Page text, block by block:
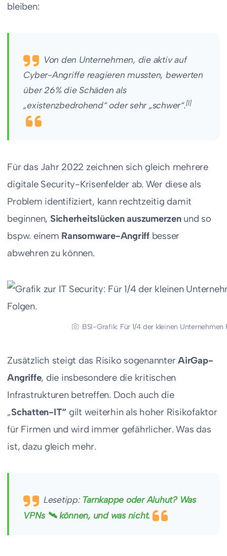
bleiben:
Von den Unternehmen, die aktiv auf
Cyber-Angriffe reagieren mussten, bewerten
über 26% die Schäden als
„existenzbedrohend“ oder sehr „schwer“.[1]
Für das Jahr 2022 zeichnen sich gleich mehrere
digitale Security-Krisenfelder ab. Wer diese als
Problem identifiziert, kann rechtzeitig damit
beginnen, Sicherheitslücken auszumerzenund so
bspw. einem Ransomware-Angriffbesser
abwehren zu können.
BSI-Grafik: Für 1/4 der kleinen
Zusätzlich steigt das Risiko sogenannterAirGap-
Angriffe, die insbesondere die kritischen
Infrastrukturen betreffen. Doch auch die
„Schatten-IT“ gilt weiterhin als hoher Risikofaktor
für Firmen und wird immer gefährlicher. Was das
ist, dazu gleich mehr.
Lesetipp: Tarnkappe oder Aluhut? Was
VPNs 🛰 können, und was nicht.